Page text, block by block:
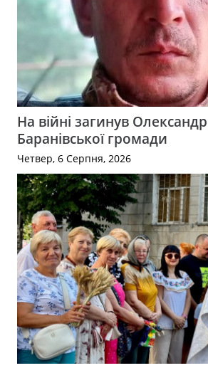
На війні загинув
Баранівської громади
Четвер, 6 Серпня, 2026